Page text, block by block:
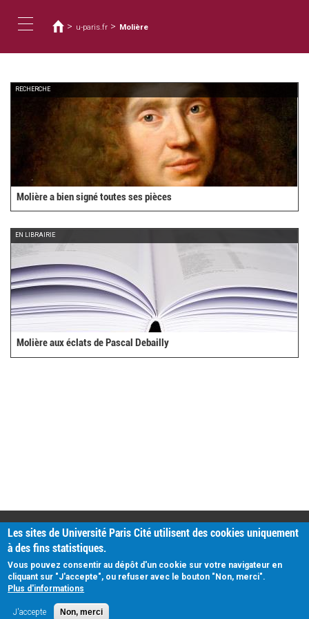
contenu
navigation
êtes
ici
> u-paris.fr > Molière
RECHERCHE
Molière a bien signé toutes ses pièces
EN LIBRAIRIE
Molière aux éclats de Pascal Debailly
PRATIQUE
Plan d'accès
Intranet
Mentions légales
Données personnelles
Les sites de Université Paris Cité utilisent des cookies uniquement
à des fins statistiques.
Vous pouvez consentir au dépôt d'un cookie sur votre navigateur en
cliquant sur "J'accepte", ou refuser avec le bouton "Non, merci".
Plus d'informations
J'accepte Non, merci